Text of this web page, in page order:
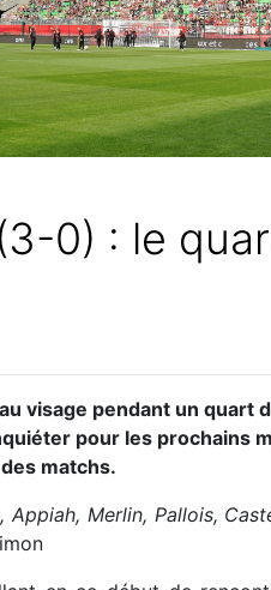
0) : le
visage pendant un quart
pour les prochains
matchs.
Appiah, Merlin, Pallois,